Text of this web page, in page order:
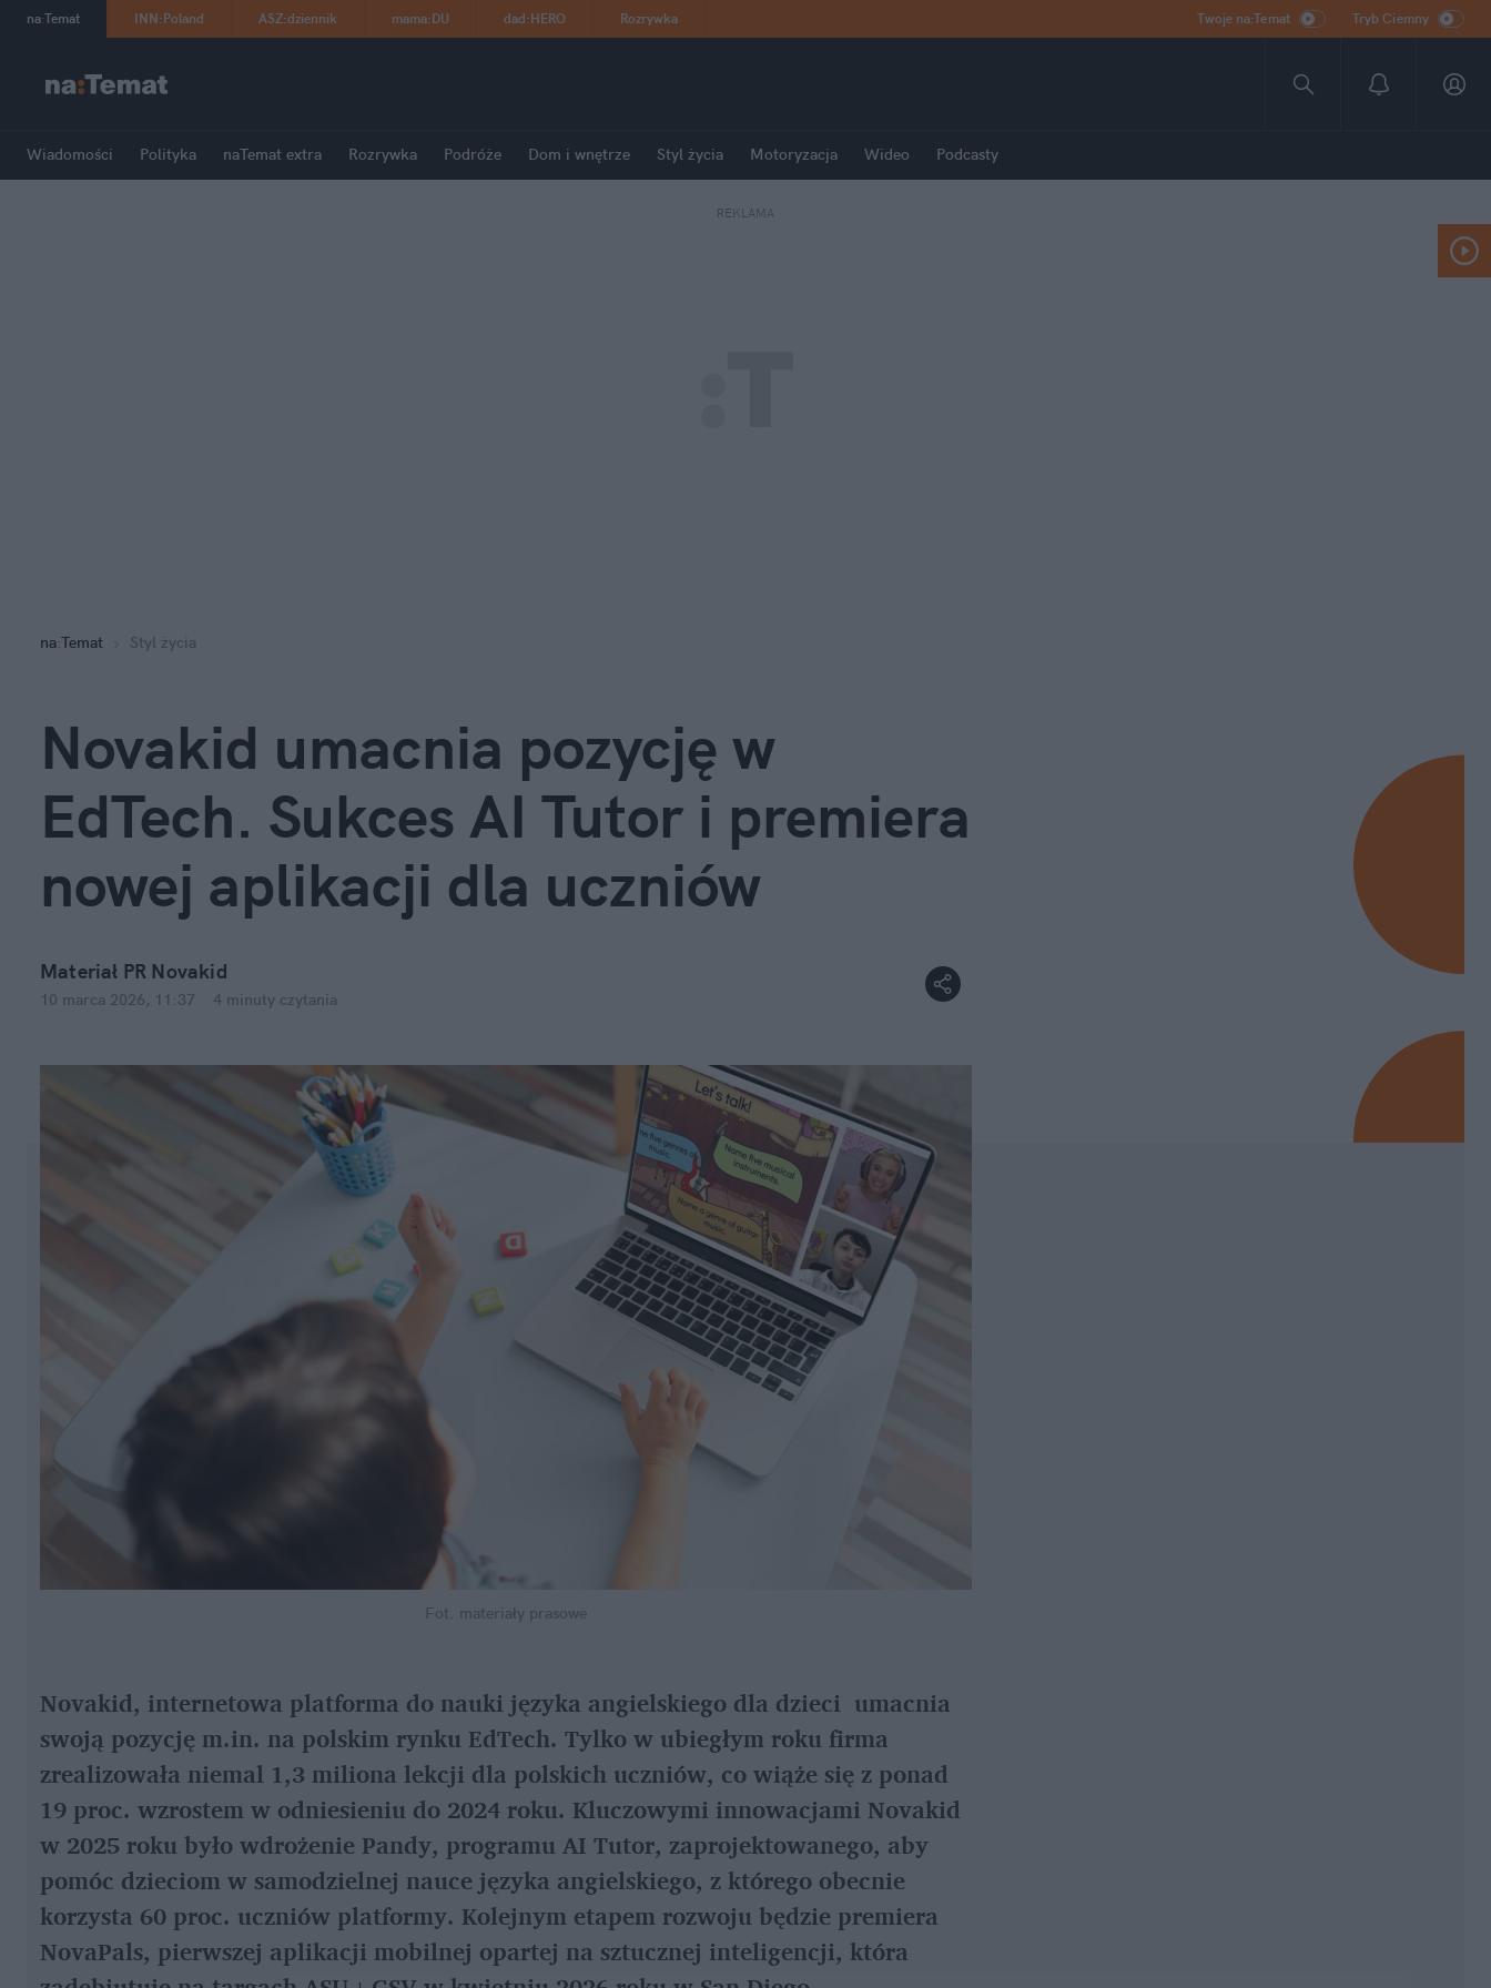
na:Temat INN:Poland ASZ:dziennik mama:DU dad:HERO Rozrywka Twoje na:Temat Tryb Ciemny
Wiadomości Polityka naTemat extra Rozrywka Podróże Dom i wnętrze Styl życia Motoryzacja Wideo Podcasty
REKLAMA
na:Temat Styl życia
Novakid umacnia pozycję w
EdTech. Sukces AI Tutor i premiera
nowej aplikacji dla uczniów
Materiał PR Novakid
10 marca 2026, 11:37 4 minuty czytania
Fot. materiały prasowe
Novakid, internetowa platforma do nauki języka angielskiego dla dzieci  umacnia
swoją pozycję m.in. na polskim rynku EdTech. Tylko w ubiegłym roku firma
zrealizowała niemal 1,3 miliona lekcji dla polskich uczniów, co wiąże się z ponad
19 proc. wzrostem w odniesieniu do 2024 roku. Kluczowymi innowacjami Novakid
w 2025 roku było wdrożenie Pandy, programu AI Tutor, zaprojektowanego, aby
pomóc dzieciom w samodzielnej nauce języka angielskiego, z którego obecnie
korzysta 60 proc. uczniów platformy. Kolejnym etapem rozwoju będzie premiera
NovaPals, pierwszej aplikacji mobilnej opartej na sztucznej inteligencji, która